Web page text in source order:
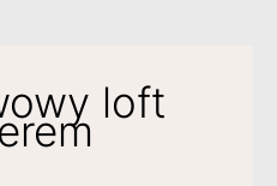
loft